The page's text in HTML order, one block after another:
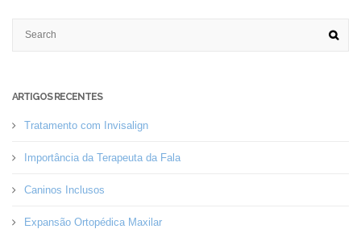
ARTIGOS RECENTES
Tratamento com Invisalign
Importância da Terapeuta da Fala
Caninos Inclusos
Expansão Ortopédica Maxilar